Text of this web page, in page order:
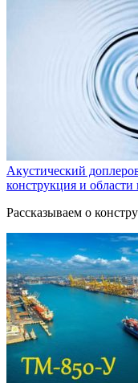
Акустический
конструкция и
Рассказываем о